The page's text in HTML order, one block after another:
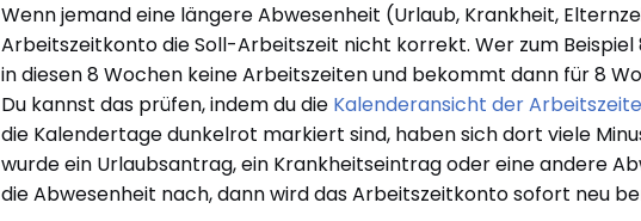
Wenn jemand eine längere Abwesenheit (Urlaub, Krankheit,
Arbeitszeitkonto die Soll-Arbeitszeit nicht korrekt. Wer zum
in diesen 8 Wochen keine Arbeitszeiten und bekommt dann für 8
Du kannst das prüfen, indem du die Kalenderansicht der
die Kalendertage dunkelrot markiert sind, haben sich dort viele
wurde ein Urlaubsantrag, ein Krankheitseintrag oder eine andere
die Abwesenheit nach, dann wird das Arbeitszeitkonto sofort neu